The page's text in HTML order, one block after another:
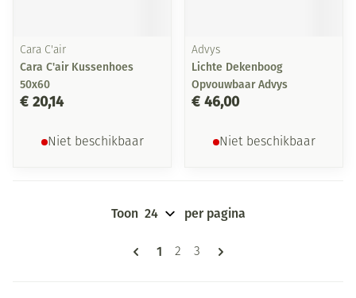
Cara C'air
Cara C'air Kussenhoes
50x60
€ 20,14
Niet beschikbaar
Advys
Lichte Dekenboog
Opvouwbaar Advys
€ 46,00
Niet beschikbaar
Pagina's
U lees momenteel pagina
1 Pagina
2 Pagina
3
Toon per pagina